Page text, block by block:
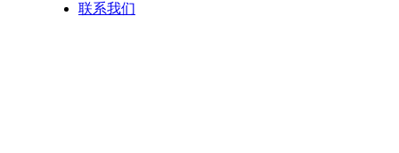
联系我们